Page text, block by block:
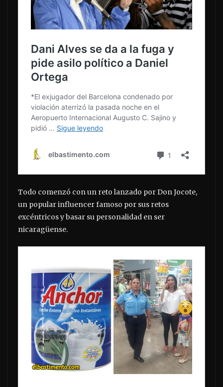
Todo comenzó con un reto lanzado por Don Jocote,
un popular influencer famoso por sus retos
excéntricos y basar su personalidad en ser
nicaragüense.